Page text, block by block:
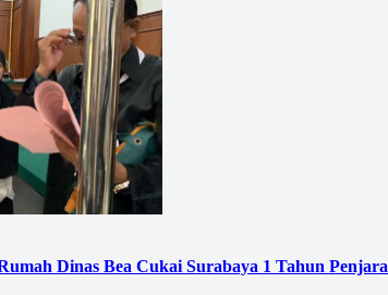
Dinas Bea Cukai Surabaya 1 Tahun Penjara